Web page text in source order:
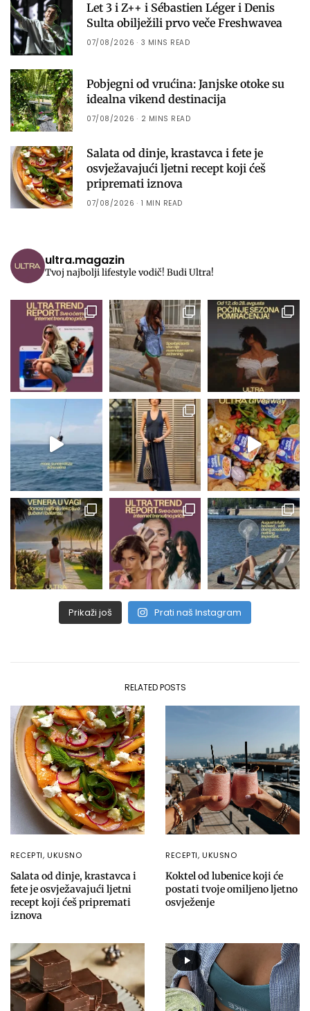
Let 3 i Z++ i Sébastien Léger i Denis
Sulta obilježili prvo veče Freshwavea
07/08/2026 3 MINS READ
Pobjegni od vrućina: Janjske otoke su
idealna vikend destinacija
07/08/2026 2 MINS READ
Salata od dinje, krastavca i fete je
osvježavajući ljetni recept koji ćeš
pripremati iznova
07/08/2026 1 MIN READ
ultra.magazin
Tvoj najbolji lifestyle vodič! Budi Ultra!
Prikaži još Prati naš Instagram
RELATED POSTS
RECEPTI, UKUSNO
Salata od dinje, krastavca i
fete je osvježavajući ljetni
recept koji ćeš pripremati
iznova
RECEPTI, UKUSNO
Koktel od lubenice koji će
postati tvoje omiljeno ljetno
osvježenje